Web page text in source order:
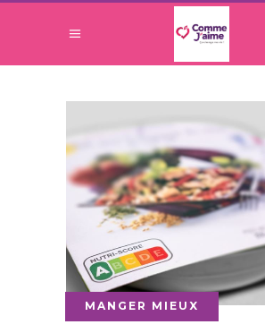
MANGER MIEUX